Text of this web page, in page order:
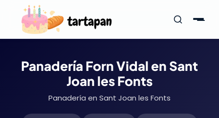
Panadería Forn Vidal en Sant
Joan les Fonts
Panadería en Sant Joan les Fonts